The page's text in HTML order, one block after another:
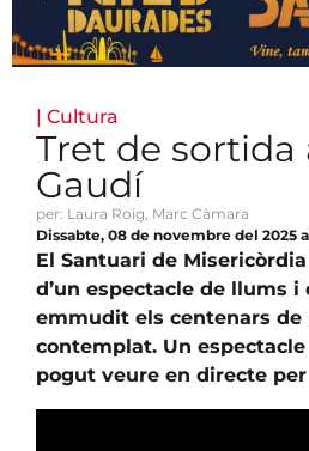
| Cultura
Tret de sortida
Gaudí
per: Laura Roig, Marc Càmara
Dissabte, 08 de novembre del 2025 a
El Santuari de
d’un espectacle de llums i
emmudit els centenars de
contemplat. Un espectacle
pogut veure en directe per